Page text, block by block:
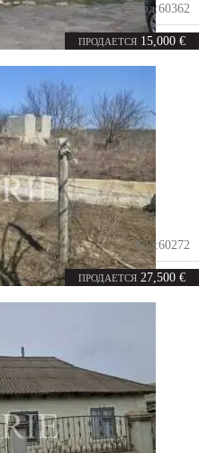
ПРОДАЕТСЯ 15,000 €
Код:60362
74
ПРОДАЕТСЯ 27,500 €
Код:60272
соток